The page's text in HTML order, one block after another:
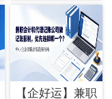
【企好运】兼职